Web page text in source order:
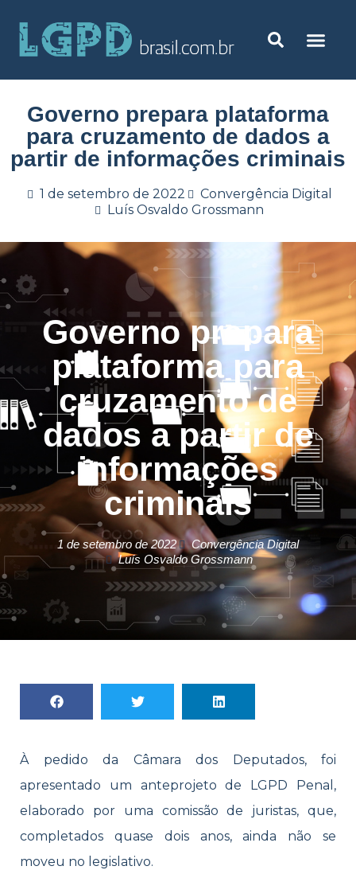
Governo prepara plataforma
para cruzamento de dados a
partir de informações criminais
1 de setembro de 2022
Convergência Digital
Luís Osvaldo Grossmann
Governo prepara
plataforma para
cruzamento de
dados a partir de
informações
criminais
1 de setembro de 2022
Convergência Digital
Luís Osvaldo Grossmann
À pedido da Câmara dos Deputados, foi
apresentado um anteprojeto de LGPD Penal,
elaborado por uma comissão de juristas, que,
completados quase dois anos, ainda não se
moveu no legislativo.